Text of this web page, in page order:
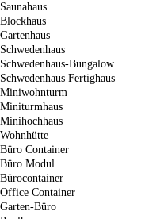
Saunahaus
Blockhaus
Gartenhaus
Schwedenhaus
Schwedenhaus-Bungalow
Schwedenhaus Fertighaus
Miniwohnturm
Miniturmhaus
Minihochhaus
Wohnhütte
Büro Container
Büro Modul
Bürocontainer
Office Container
Garten-Büro